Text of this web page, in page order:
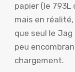
papier (le 793L
mais en
que seul le
peu
chargement.